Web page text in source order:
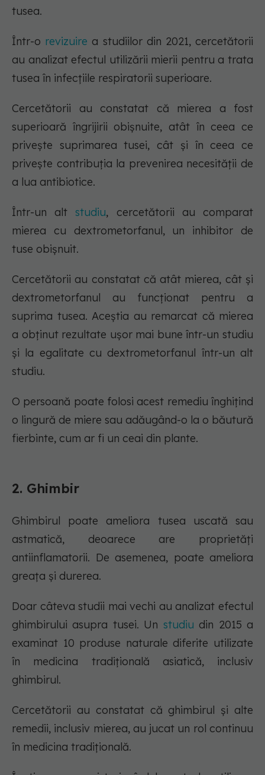
tusea.
Într-o revizuire a studiilor din 2021, cercetătorii
au analizat efectul utilizării mierii pentru a trata
tusea în infecțiile respiratorii superioare.
Cercetătorii au constatat că mierea a fost
superioară îngrijirii obișnuite, atât în ceea ce
privește suprimarea tusei, cât și în ceea ce
privește contribuția la prevenirea necesității de
a lua antibiotice.
Într-un altstudiu, cercetătorii au comparat
mierea cu dextrometorfanul, un inhibitor de
tuse obișnuit.
Cercetătorii au constatat că atât mierea, cât și
dextrometorfanul au funcționat pentru a
suprima tusea. Aceștia au remarcat că mierea
a obținut rezultate ușor mai bune într-un studiu
și la egalitate cu dextrometorfanul într-un alt
studiu.
O persoană poate folosi acest remediu înghițind
o lingură de miere sau adăugând-o la o băutură
fierbinte, cum ar fi un ceai din plante.
2. Ghimbir
Ghimbirul poate ameliora tusea uscată sau
astmatică, deoarece are proprietăți
antiinflamatorii. De asemenea, poate ameliora
greața și durerea.
Doar câteva studii mai vechi au analizat efectul
ghimbirului asupra tusei. Un studiu din 2015 a
examinat 10 produse naturale diferite utilizate
în medicina tradițională asiatică, inclusiv
ghimbirul.
Cercetătorii au constatat că ghimbirul și alte
remedii, inclusiv mierea, au jucat un rol continuu
în medicina tradițională.